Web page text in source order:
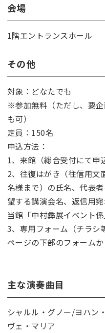
会場
1階エントランスホール
その他
対象：どなたでも
※参加無料（ただし、要
も可）
定員：150名
申込方法：
1、来館（総合受付にて申
2、往復はがき（往信用文
名様まで）の氏名、代表
望する講演会名、返信用
当館「中村彝展イベント係
3、専用フォーム（チラシ
ページの下部のフォームか
主な演奏曲目
シャルル・グノー/ヨハン
ヴェ・マリア